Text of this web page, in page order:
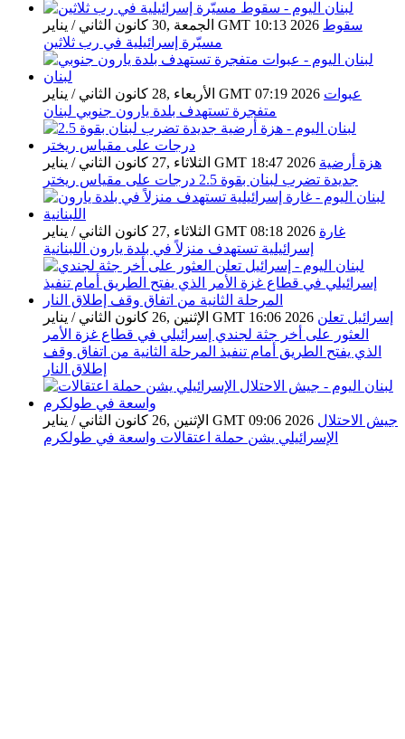
الجمعة ,30 كانون الثاني / يناير GMT 10:13 2026 سقوط
مسيّرة إسرائيلية في رب ثلاثين
الأربعاء ,28 كانون الثاني / يناير GMT 07:19 2026 عبوات
متفجرة تستهدف بلدة يارون جنوبي لبنان
الثلاثاء ,27 كانون الثاني / يناير GMT 18:47 2026 هزة أرضية
جديدة تضرب لبنان بقوة 2.5 درجات على مقياس ريختر
الثلاثاء ,27 كانون الثاني / يناير GMT 08:18 2026 غارة
إسرائيلية تستهدف منزلاً في بلدة يارون اللبنانية
الإثنين ,26 كانون الثاني / يناير GMT 16:06 2026 إسرائيل تعلن
العثور على أخر جثة لجندي إسرائيلي في قطاع غزة الأمر
الذي يفتح الطريق أمام تنفيذ المرحلة الثانية من اتفاق وقف
إطلاق النار
الإثنين ,26 كانون الثاني / يناير GMT 09:06 2026 جيش الاحتلال
الإسرائيلي يشن حملة اعتقالات واسعة في طولكرم